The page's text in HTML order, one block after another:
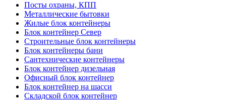
Посты охраны, КПП
Металлические бытовки
Жилые блок контейнеры
Блок контейнер Север
Строительные блок контейнеры
Блок контейнеры бани
Сантехнические контейнеры
Блок контейнер дизельная
Офисный блок контейнер
Блок контейнер на шасси
Складской блок контейнер